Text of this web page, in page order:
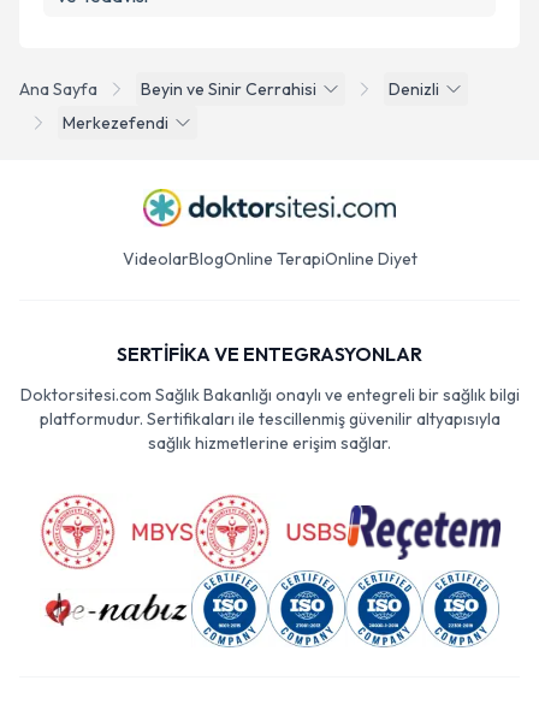
Ana Sayfa Beyin ve Sinir Cerrahisi
Denizli
Merkezefendi
VideolarBlogOnline TerapiOnline Diyet
SERTİFİKA VE ENTEGRASYONLAR
Doktorsitesi.com Sağlık Bakanlığı onaylı ve entegreli bir sağlık bilgi
platformudur. Sertifikaları ile tescillenmiş güvenilir altyapısıyla
sağlık hizmetlerine erişim sağlar.